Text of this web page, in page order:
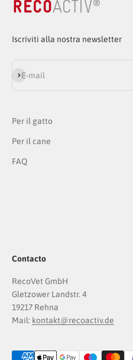
Iscriviti alla nostra newsletter
E-mail
Iscriviti alla newsletter
Per il gatto
Per il cane
FAQ
Contacto
RecoVet GmbH
Gletzower Landstr. 4
19217 Rehna
Mail: kontakt@recoactiv.de